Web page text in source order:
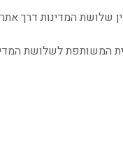
המשותפת לשלושת